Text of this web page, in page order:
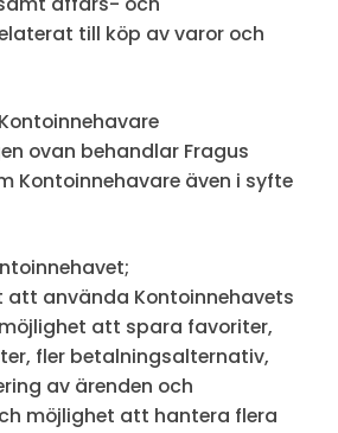
till köp av varor och
ovan behandlar Fragus
Kontoinnehavare även i syfte
att använda Kontoinnehavets
att spara favoriter,
fler betalningsalternativ,
av ärenden och
möjlighet att hantera flera